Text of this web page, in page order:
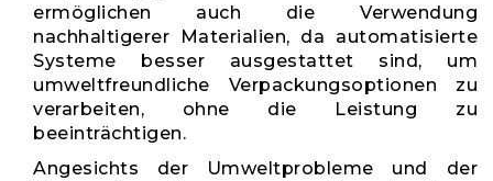
ermöglichen auch die Verwendung
nachhaltigerer Materialien, da automatisierte
Systeme besser ausgestattet sind, um
umweltfreundliche Verpackungsoptionen zu
verarbeiten, ohne die Leistung zu
beeinträchtigen.
Angesichts der Umweltprobleme und der